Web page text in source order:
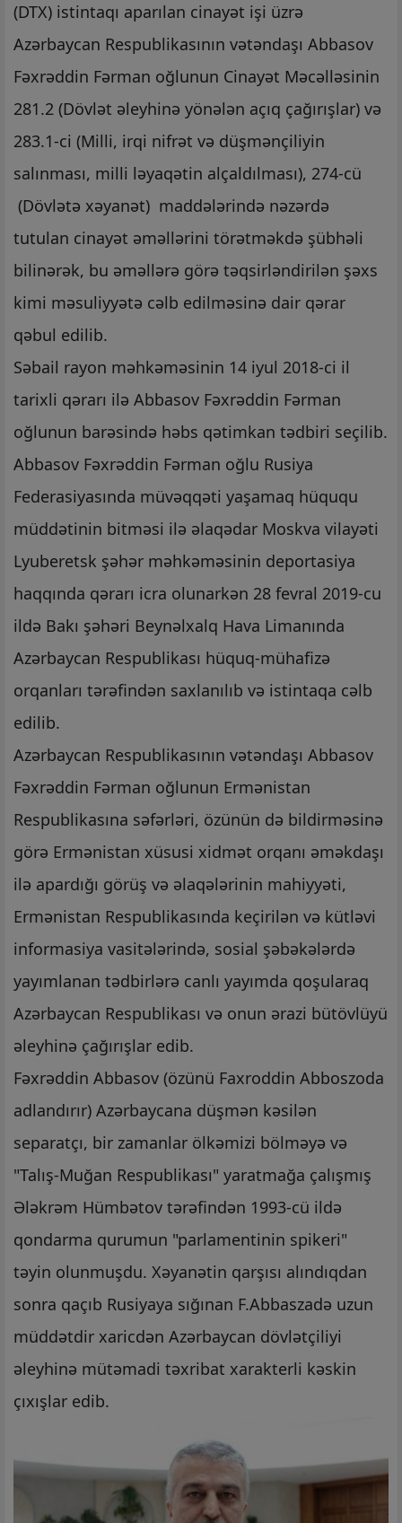
(DTX) istintaqı aparılan cinayət işi üzrə
Azərbaycan Respublikasının vətəndaşı Abbasov
Fəxrəddin Fərman oğlunun Cinayət Məcəlləsinin
281.2 (Dövlət əleyhinə yönələn açıq çağırışlar) və
283.1-ci (Milli, irqi nifrət və düşmənçiliyin
salınması, milli ləyaqətin alçaldılması), 274-cü
(Dövlətə xəyanət) maddələrində nəzərdə
tutulan cinayət əməllərini törətməkdə şübhəli
bilinərək, bu əməllərə görə təqsirləndirilən şəxs
kimi məsuliyyətə cəlb edilməsinə dair qərar
qəbul edilib.
Səbail rayon məhkəməsinin 14 iyul 2018-ci il
tarixli qərarı ilə Abbasov Fəxrəddin Fərman
oğlunun barəsində həbs qətimkan tədbiri seçilib.
Abbasov Fəxrəddin Fərman oğlu Rusiya
Federasiyasında müvəqqəti yaşamaq hüququ
müddətinin bitməsi ilə əlaqədar Moskva vilayəti
Lyuberetsk şəhər məhkəməsinin deportasiya
haqqında qərarı icra olunarkən 28 fevral 2019-cu
ildə Bakı şəhəri Beynəlxalq Hava Limanında
Azərbaycan Respublikası hüquq-mühafizə
orqanları tərəfindən saxlanılıb və istintaqa cəlb
edilib.
Azərbaycan Respublikasının vətəndaşı Abbasov
Fəxrəddin Fərman oğlunun Ermənistan
Respublikasına səfərləri, özünün də bildirməsinə
görə Ermənistan xüsusi xidmət orqanı əməkdaşı
ilə apardığı görüş və əlaqələrinin mahiyyəti,
Ermənistan Respublikasında keçirilən və kütləvi
informasiya vasitələrində, sosial şəbəkələrdə
yayımlanan tədbirlərə canlı yayımda qoşularaq
Azərbaycan Respublikası və onun ərazi bütövlüyü
əleyhinə çağırışlar edib.
Fəxrəddin Abbasov (özünü Faxroddin Abboszoda
adlandırır) Azərbaycana düşmən kəsilən
separatçı, bir zamanlar ölkəmizi bölməyə və
"Talış-Muğan Respublikası" yaratmağa çalışmış
Ələkrəm Hümbətov tərəfindən 1993-cü ildə
qondarma qurumun "parlamentinin spikeri"
təyin olunmuşdu. Xəyanətin qarşısı alındıqdan
sonra qaçıb Rusiyaya sığınan F.Abbaszadə uzun
müddətdir xaricdən Azərbaycan dövlətçiliyi
əleyhinə mütəmadi təxribat xarakterli kəskin
çıxışlar edib.